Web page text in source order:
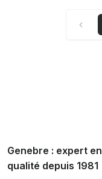
Genebre : expert
qualité depuis 1981